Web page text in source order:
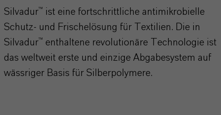
Silvadur™ ist eine fortschrittliche antimikrobielle
Schutz- und Frischelösung für Textilien. Die in
Silvadur™ enthaltene revolutionäre Technologie ist
das weltweit erste und einzige Abgabesystem auf
wässriger Basis für Silberpolymere.